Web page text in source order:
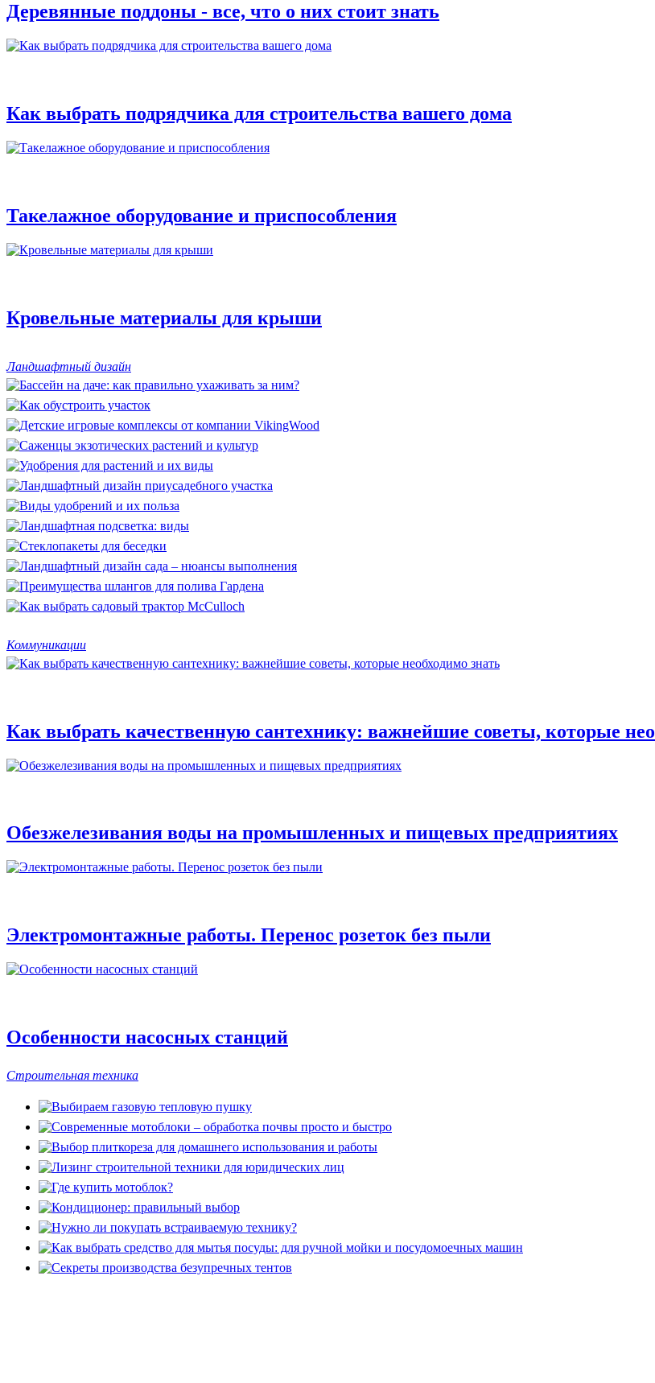
Деревянные поддоны - все, что о них стоит знать
Как выбрать подрядчика для строительства вашего дома
Такелажное оборудование и приспособления
Кровельные материалы для крыши
Ландшафтный дизайн
Коммуникации
Как выбрать качественную сантехнику: важнейшие советы, которые
Обезжелезивания воды на промышленных и пищевых предприятиях
Электромонтажные работы. Перенос розеток без пыли
Особенности насосных станций
Строительная техника